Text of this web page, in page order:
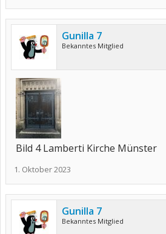
Gunilla 7
Bekanntes Mitglied
Bild 4 Lamberti Kirche Münster
1. Oktober 2023
Gunilla 7
Bekanntes Mitglied